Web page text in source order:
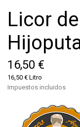
Licor
16,50 €
16,50 € Litro
Impuestos incluidos